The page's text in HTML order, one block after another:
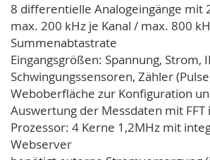
8 differentielle Analogeingänge mit
max. 200 kHz je Kanal / max. 800
Summenabtastrate
Eingangsgrößen: Spannung, Strom,
Schwingungssensoren, Zähler
Weboberfläche zur Konfiguration
Auswertung der Messdaten mit FFT
Prozessor: 4 Kerne 1,2MHz mit
Webserver